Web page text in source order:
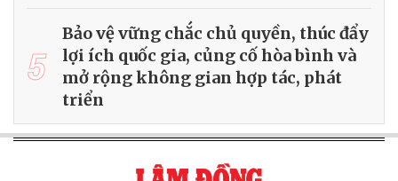
5
Bảo vệ vững chắc chủ quyền, thúc đẩy
lợi ích quốc gia, củng cố hòa bình và
mở rộng không gian hợp tác, phát
triển